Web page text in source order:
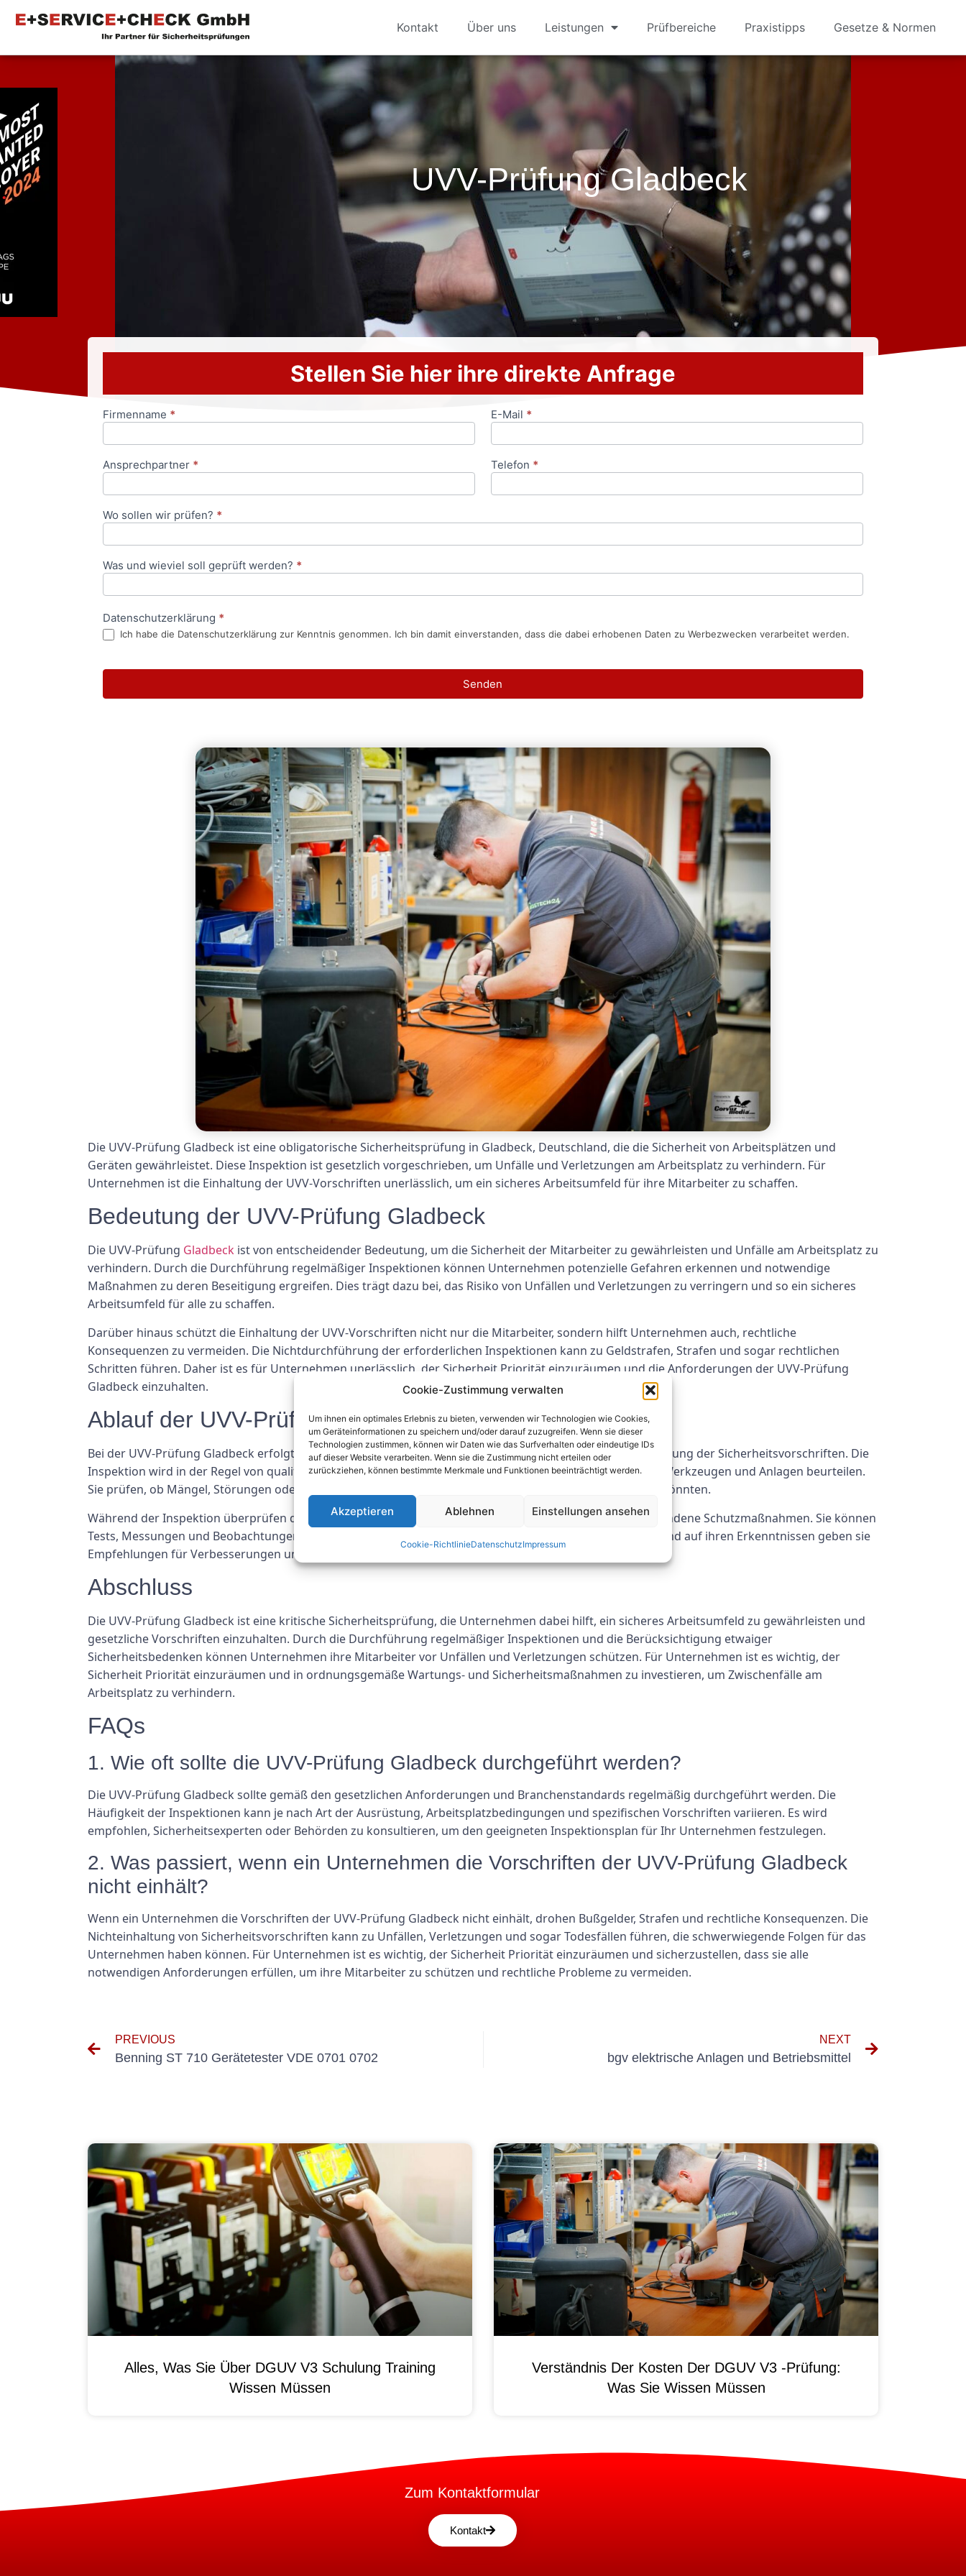
Cookie-Zustimmung verwalten
Um ihnen ein optimales Erlebnis zu bieten, verwenden wir Technologien wie Cookies,
um Geräteinformationen zu speichern und/oder darauf zuzugreifen. Wenn sie dieser
Technologien zustimmen, können wir Daten wie das Surfverhalten oder eindeutige IDs
auf dieser Website verarbeiten. Wenn sie die Zustimmung nicht erteilen oder
zurückziehen, können bestimmte Merkmale und Funktionen beeinträchtigt werden.
Akzeptieren Ablehnen Einstellungen ansehen
Cookie-RichtlinieDatenschutzImpressum
Kontakt Über uns Leistungen Prüfbereiche Praxistipps Gesetze & Normen
UVV-Prüfung Gladbeck
Stellen Sie hier ihre direkte Anfrage
Anfrageformular
Firmenname * E-Mail *
Ansprechpartner * Telefon *
Wo sollen wir prüfen? *
Was und wieviel soll geprüft werden? *
Datenschutzerklärung *
Ich habe die Datenschutzerklärung zur Kenntnis genommen. Ich bin damit einverstanden, dass die dabei erhobenen Daten zu Werbezwecken verarbeitet werden.
Senden
Die UVV-Prüfung Gladbeck ist eine obligatorische Sicherheitsprüfung in Gladbeck, Deutschland, die die Sicherheit von Arbeitsplätzen und
Geräten gewährleistet. Diese Inspektion ist gesetzlich vorgeschrieben, um Unfälle und Verletzungen am Arbeitsplatz zu verhindern. Für
Unternehmen ist die Einhaltung der UVV-Vorschriften unerlässlich, um ein sicheres Arbeitsumfeld für ihre Mitarbeiter zu schaffen.
Bedeutung der UVV-Prüfung Gladbeck
Die UVV-Prüfung Gladbeck ist von entscheidender Bedeutung, um die Sicherheit der Mitarbeiter zu gewährleisten und Unfälle am Arbeitsplatz zu
verhindern. Durch die Durchführung regelmäßiger Inspektionen können Unternehmen potenzielle Gefahren erkennen und notwendige
Maßnahmen zu deren Beseitigung ergreifen. Dies trägt dazu bei, das Risiko von Unfällen und Verletzungen zu verringern und so ein sicheres
Arbeitsumfeld für alle zu schaffen.
Darüber hinaus schützt die Einhaltung der UVV-Vorschriften nicht nur die Mitarbeiter, sondern hilft Unternehmen auch, rechtliche
Konsequenzen zu vermeiden. Die Nichtdurchführung der erforderlichen Inspektionen kann zu Geldstrafen, Strafen und sogar rechtlichen
Schritten führen. Daher ist es für Unternehmen unerlässlich, der Sicherheit Priorität einzuräumen und die Anforderungen der UVV-Prüfung
Gladbeck einzuhalten.
Ablauf der UVV-Prüfung Gladbeck
Bei der UVV-Prüfung Gladbeck erfolgt eine gründlichePrüfung der Arbeitsplätze und Geräte auf die Einhaltung der Sicherheitsvorschriften. Die
Inspektion wird in der Regel von qualifizierten Fachleuten durchgeführt, die den Zustand von Maschinen, Werkzeugen und Anlagen beurteilen.
Sie prüfen, ob Mängel, Störungen oder Gefahren vorliegen, die eine Gefahr für die Mitarbeiter darstellen könnten.
Während der Inspektion überprüfen die Fachleute auch Sicherheitsprotokolle, Notfallverfahren und vorhandene Schutzmaßnahmen. Sie können
Tests, Messungen und Beobachtungen durchführen, um sicherzustellen, dass alles in Ordnung ist. Basierend auf ihren Erkenntnissen geben sie
Empfehlungen für Verbesserungen und notwendige Maßnahmen zur Behebung etwaiger Probleme.
Abschluss
Die UVV-Prüfung Gladbeck ist eine kritische Sicherheitsprüfung, die Unternehmen dabei hilft, ein sicheres Arbeitsumfeld zu gewährleisten und
gesetzliche Vorschriften einzuhalten. Durch die Durchführung regelmäßiger Inspektionen und die Berücksichtigung etwaiger
Sicherheitsbedenken können Unternehmen ihre Mitarbeiter vor Unfällen und Verletzungen schützen. Für Unternehmen ist es wichtig, der
Sicherheit Priorität einzuräumen und in ordnungsgemäße Wartungs- und Sicherheitsmaßnahmen zu investieren, um Zwischenfälle am
Arbeitsplatz zu verhindern.
FAQs
1. Wie oft sollte die UVV-Prüfung Gladbeck durchgeführt werden?
Die UVV-Prüfung Gladbeck sollte gemäß den gesetzlichen Anforderungen und Branchenstandards regelmäßig durchgeführt werden. Die
Häufigkeit der Inspektionen kann je nach Art der Ausrüstung, Arbeitsplatzbedingungen und spezifischen Vorschriften variieren. Es wird
empfohlen, Sicherheitsexperten oder Behörden zu konsultieren, um den geeigneten Inspektionsplan für Ihr Unternehmen festzulegen.
2. Was passiert, wenn ein Unternehmen die Vorschriften der UVV-Prüfung Gladbeck
nicht einhält?
Wenn ein Unternehmen die Vorschriften der UVV-Prüfung Gladbeck nicht einhält, drohen Bußgelder, Strafen und rechtliche Konsequenzen. Die
Nichteinhaltung von Sicherheitsvorschriften kann zu Unfällen, Verletzungen und sogar Todesfällen führen, die schwerwiegende Folgen für das
Unternehmen haben können. Für Unternehmen ist es wichtig, der Sicherheit Priorität einzuräumen und sicherzustellen, dass sie alle
notwendigen Anforderungen erfüllen, um ihre Mitarbeiter zu schützen und rechtliche Probleme zu vermeiden.
PREVIOUS
Benning ST 710 Gerätetester VDE 0701 0702
NEXT
bgv elektrische Anlagen und Betriebsmittel
Alles, Was Sie Über DGUV V3 Schulung Training
Wissen Müssen
Verständnis Der Kosten Der DGUV V3 -Prüfung:
Was Sie Wissen Müssen
Zum Kontaktformular
Kontakt